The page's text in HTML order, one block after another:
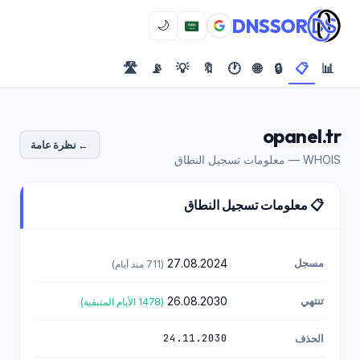
DNSSOR
🌙
📊
📋
🔒
🌐
🕐
🔖
💡
📡
🛣️
opanel.tr
WHOIS — معلومات تسجيل النطاق
← نظرة عامة
📋 معلومات تسجيل النطاق
مسجل 27.08.2024 (711 منذ أيام)
تنتهي 26.08.2030 (1478 الأيام المتبقية)
الحذف 24.11.2030